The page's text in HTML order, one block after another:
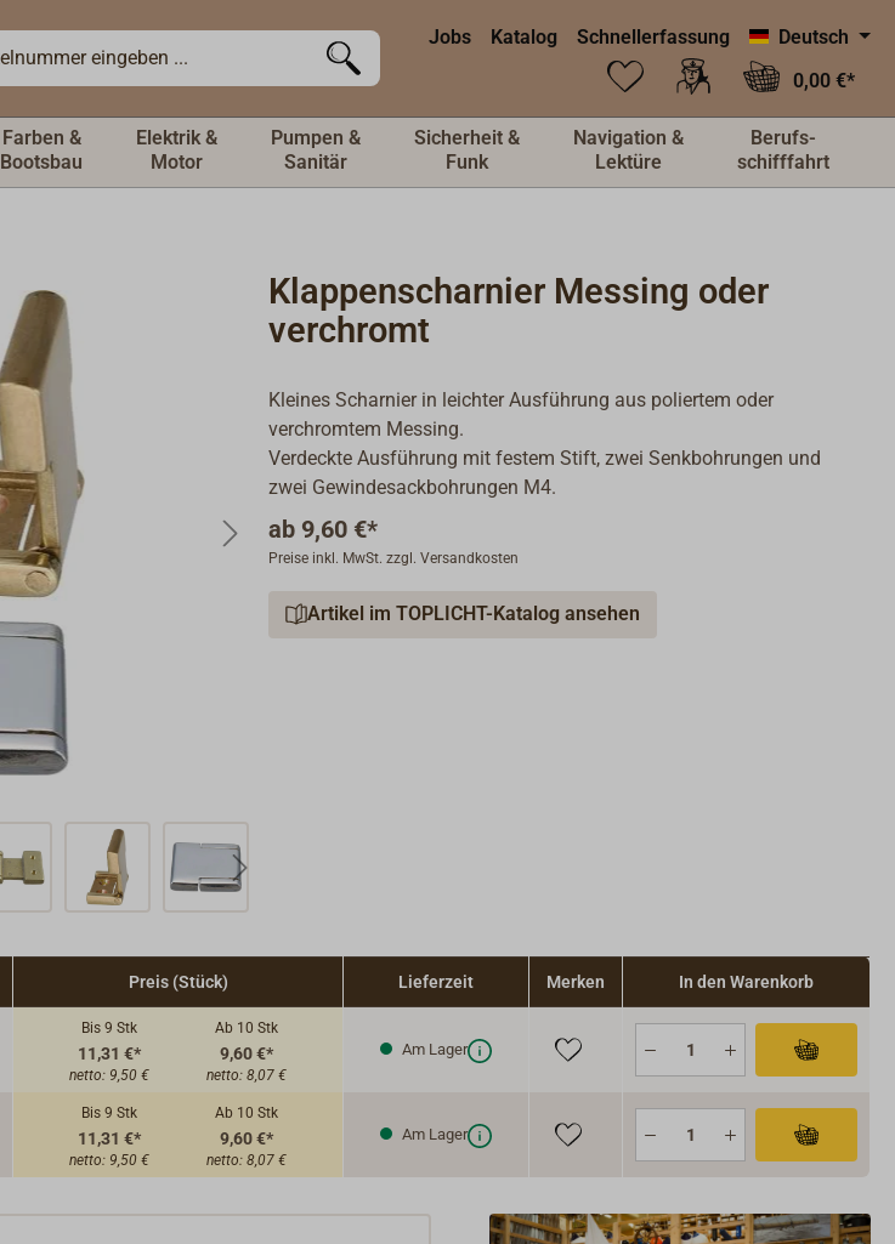
Jobs Katalog Schnellerfassung
Deutsch
0,00 €*
Farben &
Bootsbau
Elektrik &
Motor
Pumpen &
Sanitär
Sicherheit &
Funk
Navigation &
Lektüre
Berufs-
schifffahrt
Klappenscharnier Messing oder
verchromt
Kleines Scharnier in leichter Ausführung aus poliertem oder
verchromtem Messing.
Verdeckte Ausführung mit festem Stift, zwei Senkbohrungen und
zwei Gewindesackbohrungen M4.
ab 9,60 €*
Preise inkl. MwSt. zzgl. Versandkosten
Artikel im TOPLICHT-Katalog ansehen
Preis (Stück) Lieferzeit Merken In den Warenkorb
Bis 9 Stk
11,31 €*
netto: 9,50 €
Ab 10Stk
9,60 €*
netto:8,07 €
Am Lager
Bis 9 Stk
11,31 €*
netto: 9,50 €
Ab 10Stk
9,60 €*
netto:8,07 €
Am Lager